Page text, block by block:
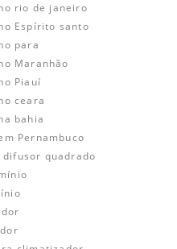
rio de janeiro
Espírito santo
para
Maranhão
Piauí
ceara
bahia
Pernambuco
difusor quadrado